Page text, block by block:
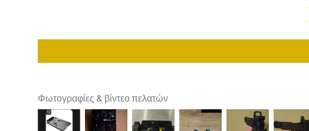
Φωτογραφίες & βίντεο πελατών